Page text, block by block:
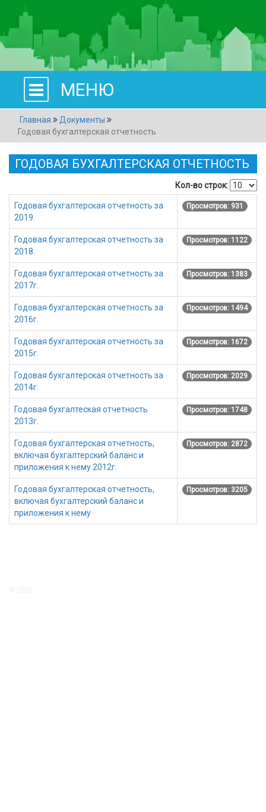
МЕНЮ
Главная
Документы
Годовая бухгалтерская отчетность
ГОДОВАЯ БУХГАЛТЕРСКАЯ ОТЧЕТНОСТЬ
Кол-во строк:
Годовая бухгалтерская отчетность за
2019.
Просмотров: 931
Годовая бухгалтерская отчетность за
2018.
Просмотров: 1122
Годовая бухгалтерская отчетность за
2017г.
Просмотров: 1383
Годовая бухгалтерская отчетность за
2016г.
Просмотров: 1494
Годовая бухгалтерская отчетность за
2015г.
Просмотров: 1672
Годовая бухгалтерская отчетность за
2014г.
Просмотров: 2029
Годовая бухгалтеская отчетность
2013г.
Просмотров: 1748
Годовая бухгалтерская отчетность,
включая бухгалтерский баланс и
приложения к нему 2012г.
Просмотров: 2872
Годовая бухгалтерская отчетность,
включая бухгалтерский баланс и
приложения к нему
Просмотров: 3205